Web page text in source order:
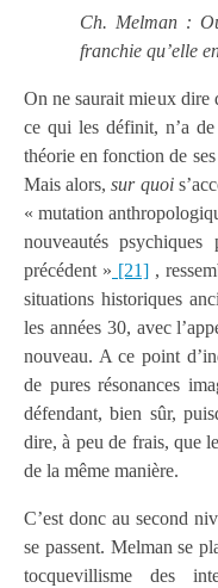
Ch. Melman :
franchie qu’elle
On ne saurait mieux dire
ce qui les définit, n’a
théorie en fonction de
Mais alors,sur quoi
« mutation
nouveautés
précédent » [21] ,
situations historiques
les années 30, avec
nouveau. A ce point
de pures résonances
défendant, bien sûr,
dire, à peu de frais, que
de la même manière.
C’est donc au second
se passent. Melman se
tocquevillisme des